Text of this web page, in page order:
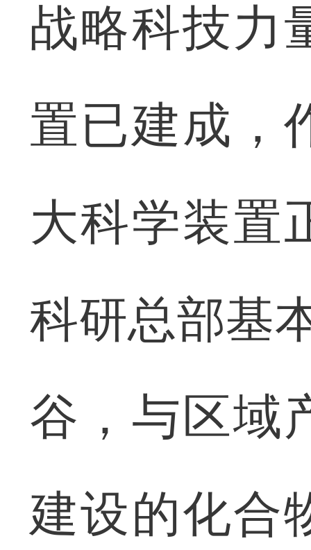
战略科技力
置已建成，
大科学装置
科研总部基
谷，与区域
建设的化合